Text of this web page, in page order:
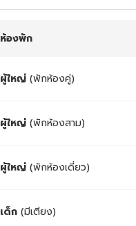
ห้องพัก
ผู้ใหญ่ (พักห้องคู่)
ผู้ใหญ่ (พักห้องสาม)
ผู้ใหญ่ (พักห้องเดี่ยว)
เด็ก (มีเตียง)